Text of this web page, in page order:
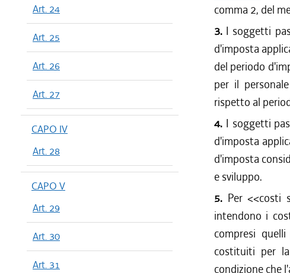
Art. 24
Art. 25
Art. 26
Art. 27
CAPO IV
Art. 28
CAPO V
Art. 29
Art. 30
Art. 31
comma 2, del
3. I soggetti
d'imposta
del periodo
per il
rispetto al
4. I soggetti
d'imposta
d'imposta
e sviluppo.
5. Per <<costi
intendono i
compresi
costituiti per
condizione che